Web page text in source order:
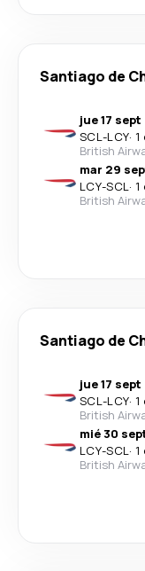
Santiago de
jue 17 sept
SCL-LCY·
British
mar 29
LCY-SCL·
British
Santiago de
jue 17 sept
SCL-LCY·
British
mié 30
LCY-SCL·
British